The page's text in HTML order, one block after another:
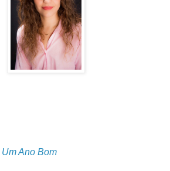
Um Ano Bom